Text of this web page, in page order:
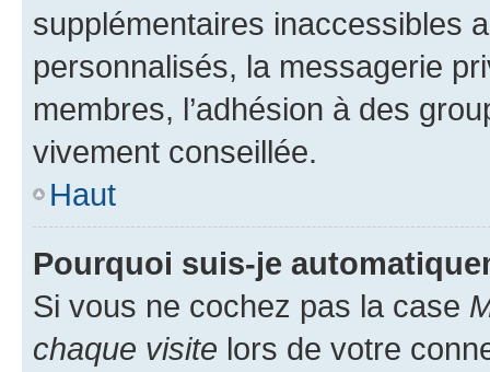
supplémentaires inaccessibles
personnalisés, la messagerie
membres, l’adhésion à des
vivement conseillée.
Haut
Pourquoi suis-je
Si vous ne cochez pas la case
chaque visite lors de votre